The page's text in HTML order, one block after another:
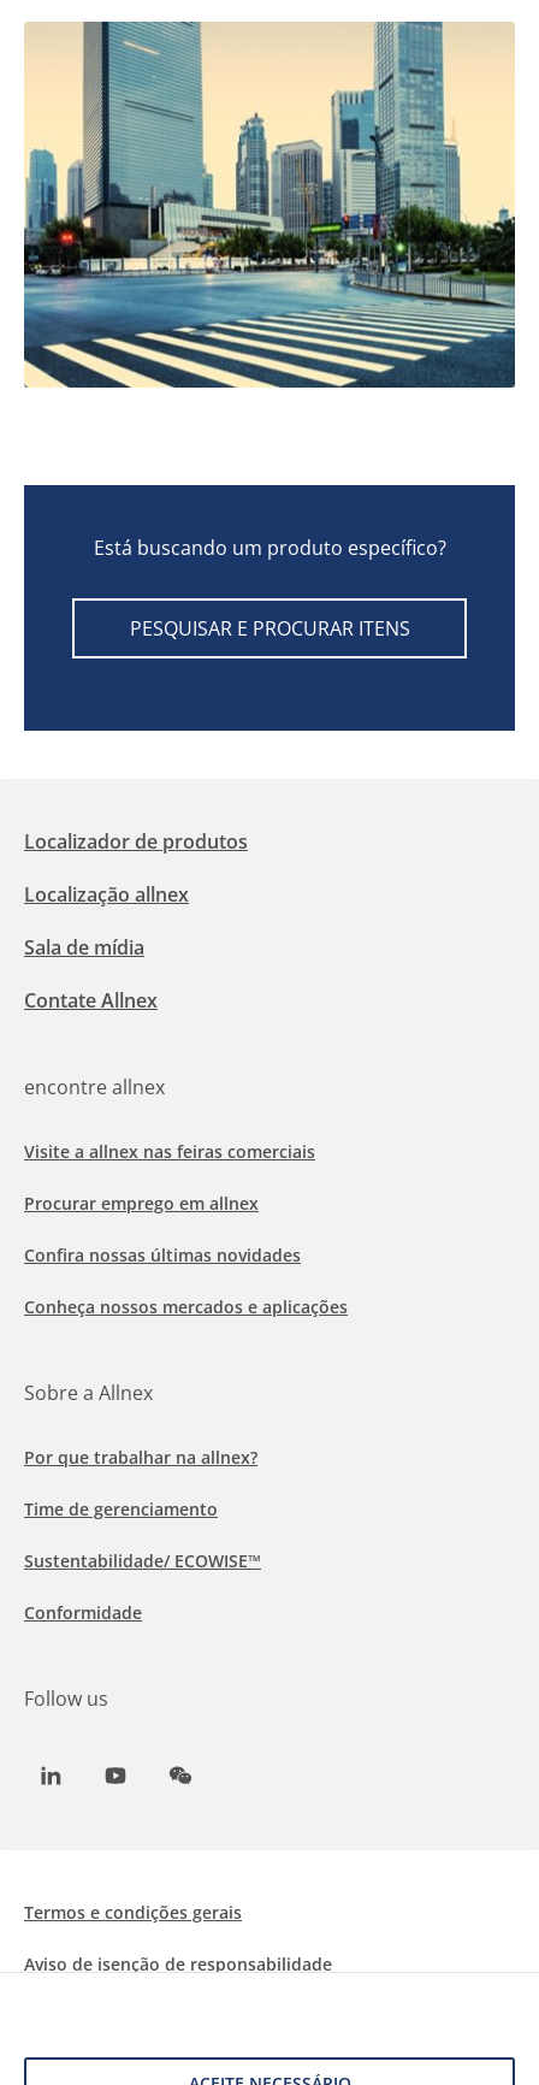
Está buscando um produto específico?
PESQUISAR E PROCURAR ITENS
Localizador de produtos
Localização allnex
Sala de mídia
Contate Allnex
encontre allnex
Visite a allnex nas feiras comerciais
Procurar emprego em allnex
Confira nossas últimas novidades
Conheça nossos mercados e aplicações
Sobre a Allnex
Por que trabalhar na allnex?
Time de gerenciamento
Sustentabilidade/ ECOWISE™
Conformidade
Follow us
LinkedInYoutubeWeChat
Termos e condições gerais
Aviso de isenção de responsabilidade
Proteção de dados